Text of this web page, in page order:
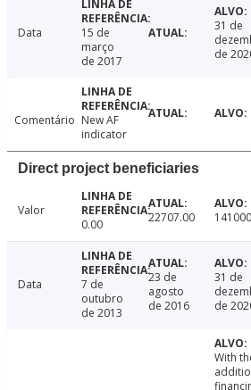
Data
15 de
março
de 2017
31 de
de
Comentário New AF
indicator
Direct project beneficiaries
Valor
0.00
22707.00
Data
7 de
outubro
de 2013
23 de
agosto
de 2016
31 de
de
With